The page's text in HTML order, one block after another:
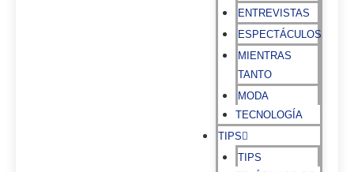
ENTREVISTAS
ESPECTÁCULOS
MIENTRAS
TANTO
MODA
TECNOLOGÍA
TIPS
TIPS